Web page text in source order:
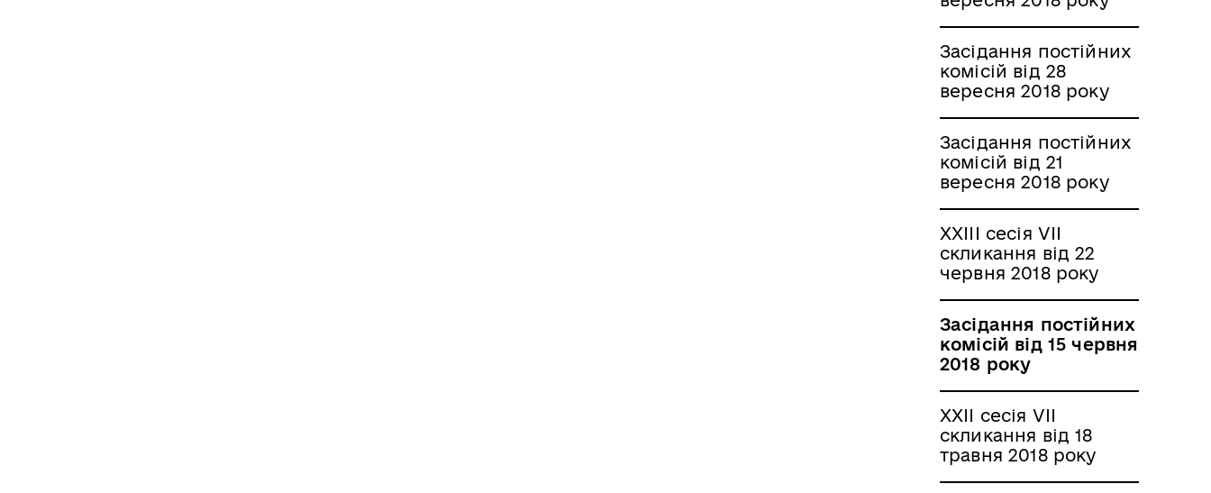
Засідання постійних
комісій від 28
вересня 2018 року
Засідання постійних
комісій від 21
вересня 2018 року
XXIІI сесія VII
скликання від 22
червня 2018 року
Засідання постійних
комісій від 15 червня
2018 року
XXII сесія VII
скликання від 18
травня 2018 року